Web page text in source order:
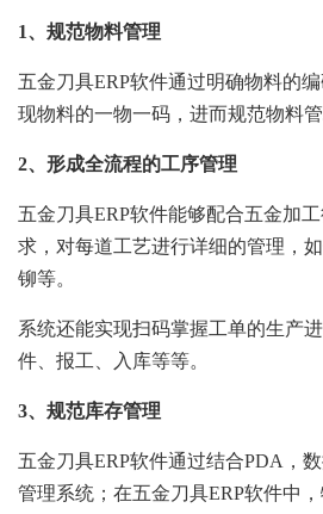
1、规范物料管理
五金刀具ERP软件通过明确物料的
现物料的一物一码，进而规范物料管
2、形成全流程的工序管理
五金刀具ERP软件能够配合五金加
求，对每道工艺进行详细的管理，
铆等。
系统还能实现扫码掌握工单的生产
件、报工、入库等等。
3、规范库存管理
五金刀具ERP软件通过结合PDA，
管理系统；在五金刀具ERP软件中